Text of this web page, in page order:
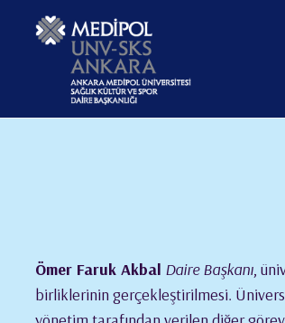
Ömer Faruk Akbal Daire Başkanı,
birliklerinin gerçekleştirilmesi.